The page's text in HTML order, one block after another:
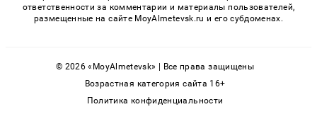
ответственности за комментарии и материалы пользователей,
размещенные на сайте MoyAlmetevsk.ru и его субдоменах.
© 2026 «MoyAlmetevsk» | Все права защищены
Возрастная категория сайта 16+
Политика конфиденциальности